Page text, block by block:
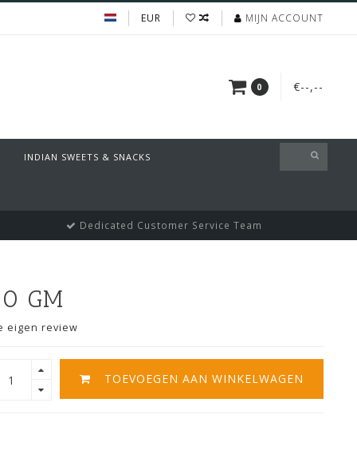
EUR MIJN ACCOUNT
0 €--,--
INDIAN SWEETS & SNACKS
Dedicated Customer Service Team
GM
eigen review
TOEVOEGEN AAN WINKELWAGEN